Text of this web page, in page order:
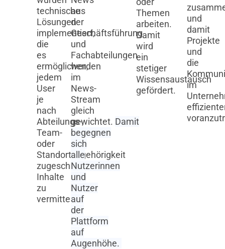
technische
Lösungen
implementiert,
die
es
ermöglichen,
jedem
User
je
nach
Abteilungs-,
Team-
oder
Standortzugehörigkeit
zugeschnittene
Inhalte
zu
vermitteln.
aus
der
Geschäftsführung
und
Fachabteilungen
werden
im
News-
Stream
gleich
gewichtet. Damit
begegnen
sich
alle
Nutzerinnen
und
Nutzer
auf
der
Plattform
auf
Augenhöhe.
Themen
arbeiten.
Damit
wird
ein
stetiger
Wissensaustausch
gefördert.
und
damit
Projekte
und
die
im